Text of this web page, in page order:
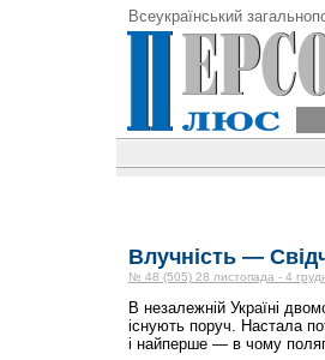
Всеукраїнський
Влучність —
№ 48 (505) 28 листопада - 4
В незалежній Україні
існують поруч. Настала
і найперше — в чому